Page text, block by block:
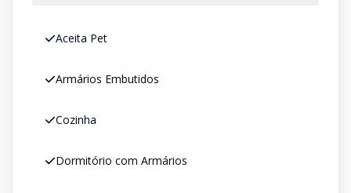
Aceita Pet
Armários Embutidos
Cozinha
Dormitório com Armários